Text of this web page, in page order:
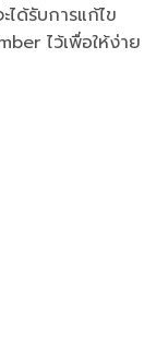
ได้รับการแก้ไข
ไว้เพื่อให้ง่าย